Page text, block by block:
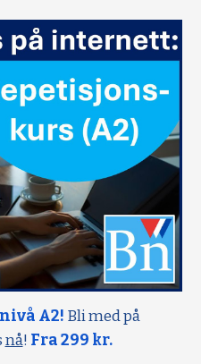
A2! Bli med på
nå! Fra 299 kr.